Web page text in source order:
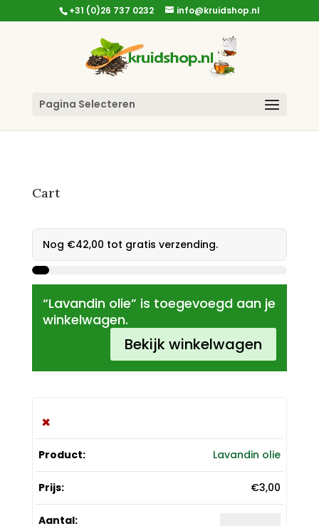
+31 (0)26 737 0232 info@kruidshop.nl
Pagina Selecteren
Cart
Nog €42,00 tot gratis verzending.
“Lavandin olie” is toegevoegd aan je
winkelwagen.
Bekijk winkelwagen
×
Lavandin olie
€3,00